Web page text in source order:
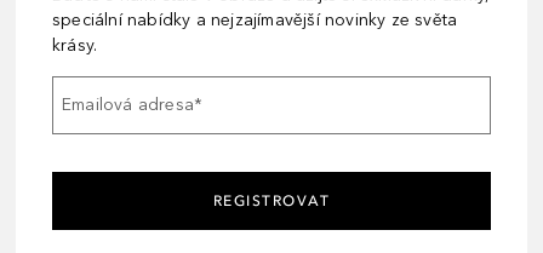
speciální nabídky a nejzajímavější novinky ze světa
krásy.
Emailová adresa*
REGISTROVAT